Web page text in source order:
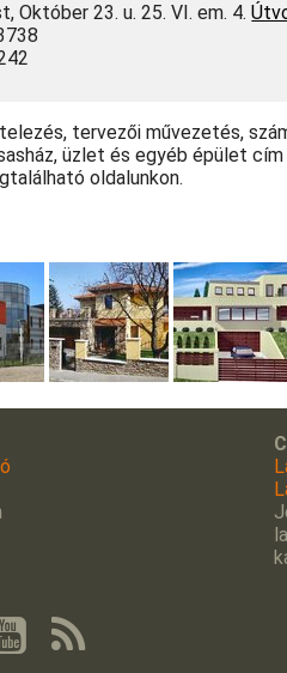
Október 23. u. 25. VI. em. 4.
tervezői művezetés,
üzlet és egyéb épület
oldalunkon.